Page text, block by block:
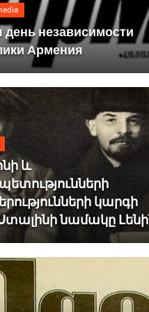
день независимости
Армения
և
կարգի
նամակը